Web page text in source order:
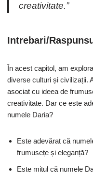
creativitate.”
Intrebari/
În acest capitol, am
diverse culturi și civilizații.
asociat cu ideea de
creativitate. Dar ce este
numele Daria?
Este adevărat că
frumusețe și eleganță?
Este mitul că numele